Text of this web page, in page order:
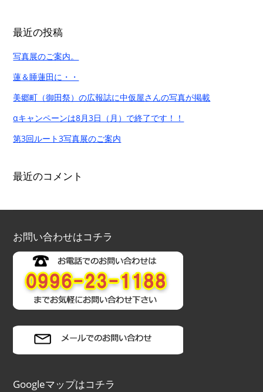
最近の投稿
写真展のご案内。
蓮＆睡蓮田に・・
美郷町（御田祭）の広報誌に中仮屋さんの写真が掲載
αキャンペーンは8月3日（月）で終了です！！
第3回ルート3写真展のご案内
最近のコメント
お問い合わせはコチラ
Googleマップはコチラ